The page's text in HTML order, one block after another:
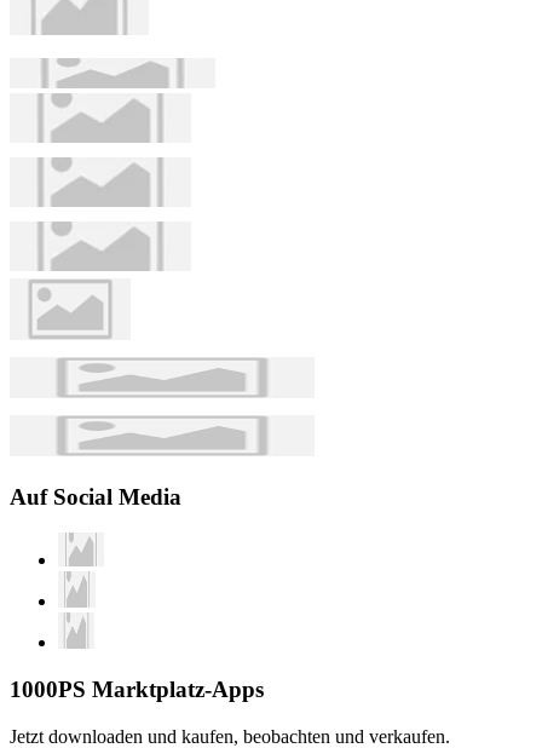
Auf Social Media
1000PS Marktplatz-Apps
Jetzt downloaden und kaufen, beobachten und verkaufen.